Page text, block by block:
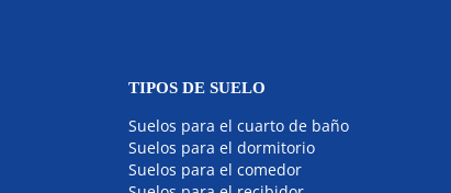
TIPOS DE SUELO
Suelos para el cuarto de baño
Suelos para el dormitorio
Suelos para el comedor